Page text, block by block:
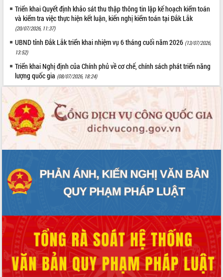
Triển khai Quyết định khảo sát thu thập thông tin lập kế hoạch kiểm toán
và kiểm tra việc thực hiện kết luận, kiến nghị kiểm toán tại Đắk Lắk
(20/07/2026, 11:37)
UBND tỉnh Đắk Lắk triển khai nhiệm vụ 6 tháng cuối năm 2026 (13/07/2026,
13:52)
Triển khai Nghị định của Chính phủ về cơ chế, chính sách phát triển năng
lượng quốc gia (08/07/2026, 18:24)